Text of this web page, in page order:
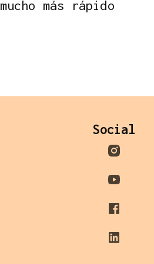
mucho más rápido
Social